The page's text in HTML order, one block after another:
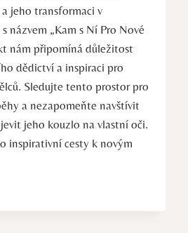
jeho transformaci v
názvem „Kam s Ní Pro Nové
nám připomíná důležitost
dědictví a inspiraci pro
Sledujte tento prostor pro
a nezapomeňte navštívit
jeho kouzlo na vlastní oči.
inspirativní cesty k novým